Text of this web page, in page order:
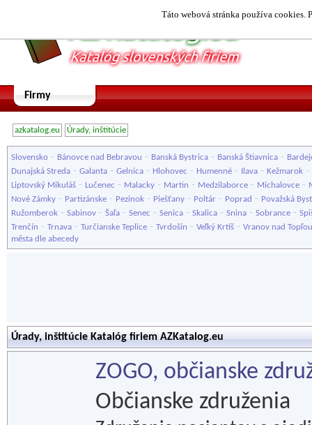
Táto webová stránka používa cookies.
Firmy
azkatalog.eu Úrady, inštitúcie
Slovensko - Bánovce nad Bebravou - Banská Bystrica - Banská Štiavnica -
Dunajská Streda - Galanta - Gelnica - Hlohovec - Humenné - Ilava - Kežmarok -
Liptovský Mikuláš - Lučenec - Malacky - Martin - Medzilaborce - Michalovce -
Nové Zámky - Partizánske - Pezinok - Piešťany - Poltár - Poprad - Považská
Ružomberok - Sabinov - Šaľa - Senec - Senica - Skalica - Snina - Sobrance -
Trenčín - Trnava - Turčianske Teplice - Tvrdošín - Veľký Krtíš - Vranov nad Topľou
města dle abecedy
Úrady, inštitúcie Katalóg firiem AZKatalog.eu
ZOGO, občianske
Občianske združenia